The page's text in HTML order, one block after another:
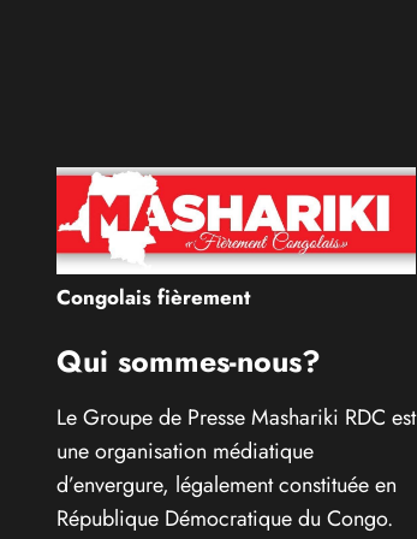
Congolais fièrement
Qui sommes-nous?
Le Groupe de Presse Mashariki RDC est
une organisation médiatique
d’envergure, légalement constituée en
République Démocratique du Congo.